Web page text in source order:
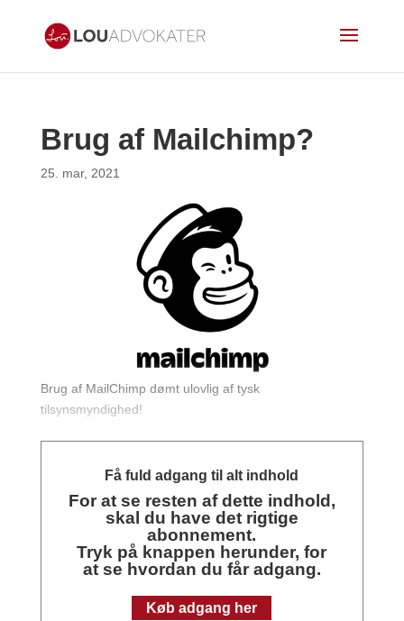
Brug af Mailchimp?
25. mar, 2021
Brug af MailChimp dømt ulovlig af tysk
tilsynsmyndighed!
Få fuld adgang til alt indhold
For at se resten af dette indhold,
skal du have det rigtige
abonnement.
Tryk på knappen herunder, for
at se hvordan du får adgang.
Køb adgang her